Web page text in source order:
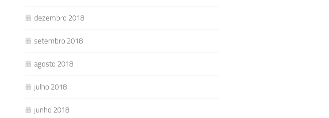
dezembro 2018
setembro 2018
agosto 2018
julho 2018
junho 2018